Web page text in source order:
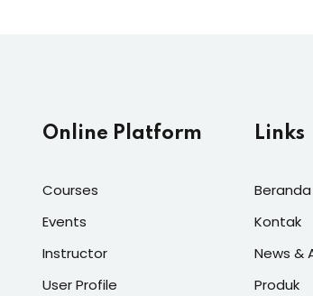
Online Platform
Courses
Events
Instructor
User Profile
Links
Beranda
Kontak
News &
Produk